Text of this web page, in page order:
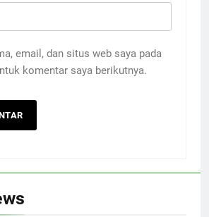
email, dan situs web saya pada
komentar saya berikutnya.